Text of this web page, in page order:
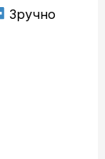
Зручно